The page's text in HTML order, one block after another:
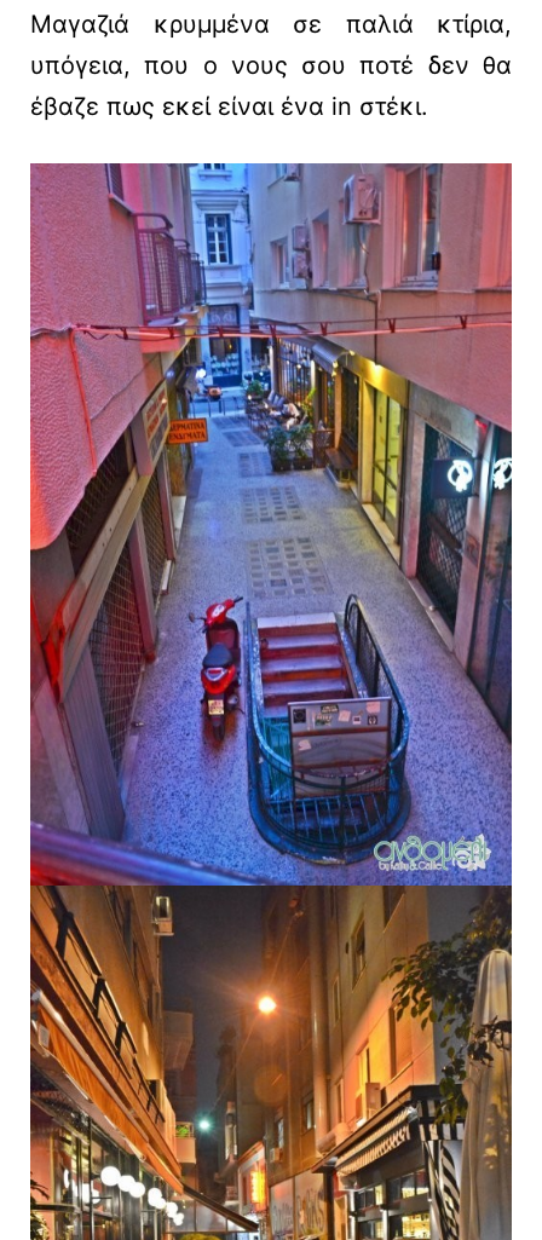
Μαγαζιά κρυμμένα σε παλιά κτίρια,
υπόγεια, που ο νους σου ποτέ δεν θα
έβαζε πως εκεί είναι ένα in στέκι.